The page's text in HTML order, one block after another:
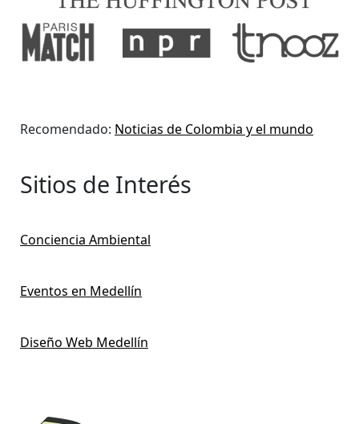
Recomendado: Noticias de Colombia y el mundo
Sitios de Interés
Conciencia Ambiental
Eventos en Medellín
Diseño Web Medellín